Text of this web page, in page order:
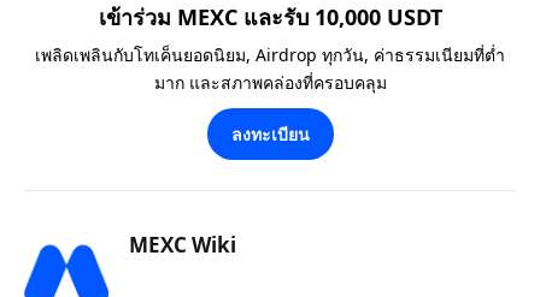
เข้าร่วม MEXC และรับ 10,000 USDT
เพลิดเพลินกับโทเค็นยอดนิยม, Airdrop ทุกวัน, ค่าธรรมเนียมที่ต่ำ
มาก และสภาพคล่องที่ครอบคลุม
ลงทะเบียน
MEXC Wiki